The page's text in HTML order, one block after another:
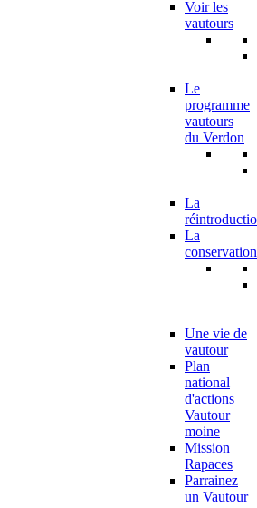
Voir les
vautours
Le
programme
vautours
du Verdon
La
La
conservation
Une vie de
vautour
Plan
national
d'actions
Vautour
moine
Mission
Rapaces
Parrainez
un Vautour